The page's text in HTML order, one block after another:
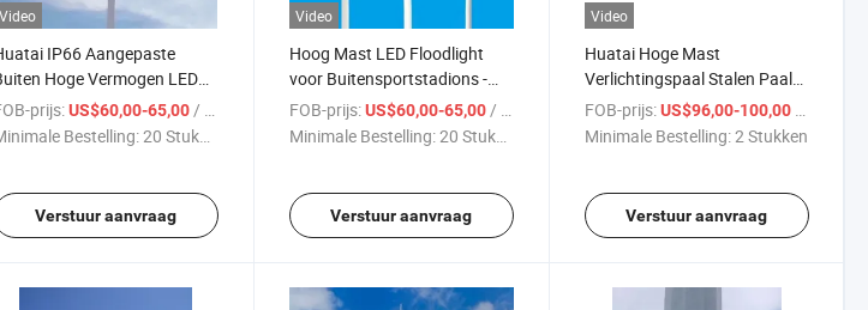
Video
IP66 Aangepaste
Hoge Vermogen LED
Mast Verlichting Prijs
prijs: US$60,00-65,00/ Stuk
Bestelling:20 Stukken
Verstuur aanvraag
Video
Hoog Mast LED Floodlight
voor Buitensportstadions -
Waterdicht
FOB-prijs: US$60,00-65,00/ Stuk
Minimale Bestelling:20 Stukken
Verstuur aanvraag
Video
Huatai Hoge Mast
Verlichtingspaal Stalen Paal
Te Koop Wereldwijd
FOB-prijs: US$96,00-100,00 / Stuk
Minimale Bestelling:2 Stukken
Verstuur aanvraag